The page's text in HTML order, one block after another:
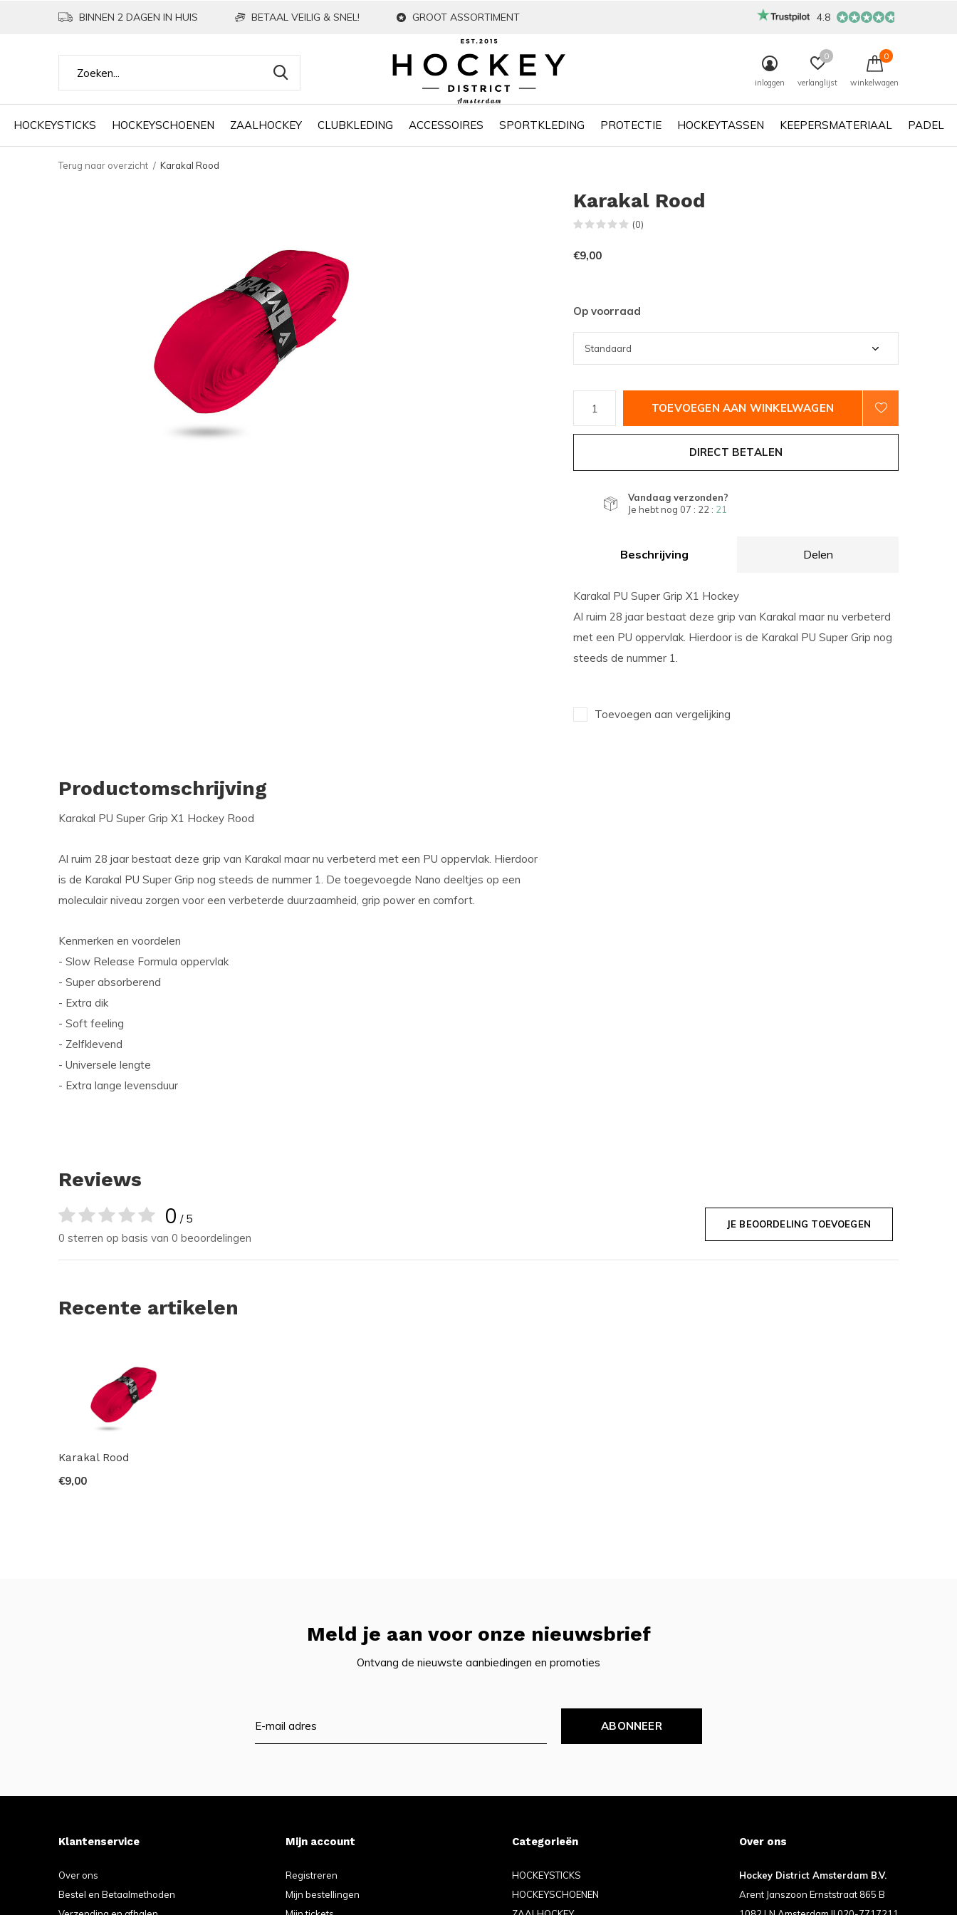
HOCKEYSTICKS HOCKEYSCHOENEN ZAALHOCKEY CLUBKLEDING ACCESSOIRES SPORTKLEDING PROTECTIE HOCKEYTASSEN KEEPERSMATERIAAL PADEL
inloggen verlanglijst
0
winkelwagen
0
BINNEN 2 DAGEN IN HUIS BETAAL VEILIG & SNEL! GROOT ASSORTIMENT 4.8
Terug naar overzicht Karakal Rood
Karakal Rood
(0)
€9,00
Op voorraad
TOEVOEGEN AAN WINKELWAGEN
DIRECT BETALEN
Vandaag verzonden?
Je hebt nog 07 : 22 : 21
Beschrijving Delen
Karakal PU Super Grip X1 Hockey
Al ruim 28 jaar bestaat deze grip van Karakal maar nu verbeterd
met een PU oppervlak. Hierdoor is de Karakal PU Super Grip nog
steeds de nummer 1.
Toevoegen aan vergelijking
Productomschrijving
Karakal PU Super Grip X1 Hockey Rood
Al ruim 28 jaar bestaat deze grip van Karakal maar nu verbeterd met een PU oppervlak. Hierdoor
is de Karakal PU Super Grip nog steeds de nummer 1. De toegevoegde Nano deeltjes op een
moleculair niveau zorgen voor een verbeterde duurzaamheid, grip power en comfort.
Kenmerken en voordelen
- Slow Release Formula oppervlak
- Super absorberend
- Extra dik
- Soft feeling
- Zelfklevend
- Universele lengte
- Extra lange levensduur
Reviews
0 / 5
0 sterren op basis van 0 beoordelingen
JE BEOORDELING TOEVOEGEN
Recente artikelen
Karakal Rood
€9,00
Meld je aan voor onze nieuwsbrief
Ontvang de nieuwste aanbiedingen en promoties
ABONNEER
Klantenservice
Over ons
Bestel en Betaalmethoden
Mijn account
Registreren
Mijn bestellingen
Categorieën
HOCKEYSTICKS
HOCKEYSCHOENEN
Over ons
Hockey District Amsterdam B.V.
Arent Janszoon Ernststraat 865 B